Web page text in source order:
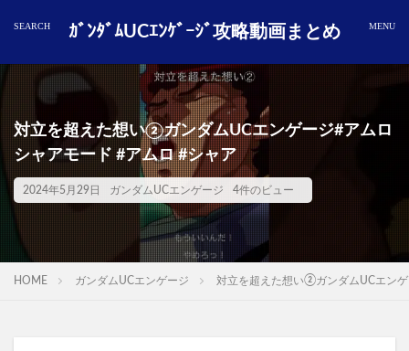
ｶﾞﾝﾀﾞﾑUCｴﾝｹﾞｰｼﾞ攻略動画まとめ
対立を超えた想い②ガンダムUCエンゲージ#アムロ
シャアモード #アムロ #シャア
2024年5月29日 ガンダムUCエンゲージ 4件のビュー
HOME ガンダムUCエンゲージ 対立を超えた想い②ガンダムUCエン